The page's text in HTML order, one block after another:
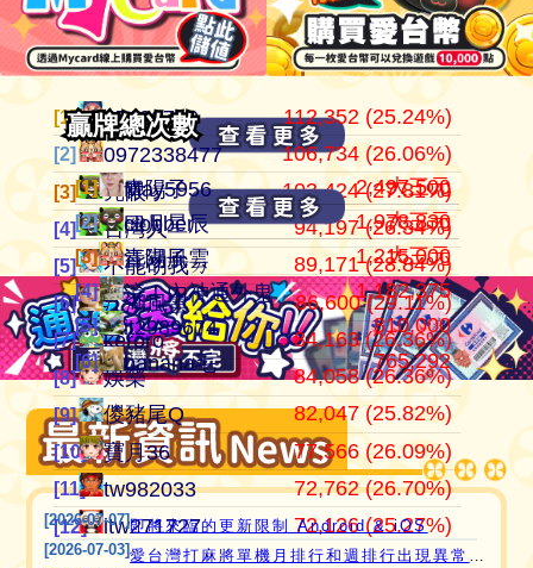
愛台灣打麻將🖥️📱適用於所有市面上大部分
瀏覽器(HTML5 遊戲)，免下載，免安裝，
現在立即點擊馬上玩😊❤️💕😘
[1] 江湖風雲 105,030,046
[2] 田寮阿寶 37,342,896
[3] 11060203 24,290,882
[4] ‘見好就收’ 21,544,199
[5] Apple0613 21,240,810
[6] it2989674 17,153,255
[7] i918472090 15,613,816
[8] 青陽子 11,206,995
[9] ONTARIO歐巴桑 11,204,501
[10] it2967408 9,816,324
[11] i757724391 9,643,381
[12] i339494808 8,440,847
贏牌總次數
贏牌總次數
[1] 07100710 112,352 (25.24%)
[2] 0972338477 106,734 (26.06%)
[3] 亮眼 103,424 (27.81%)
[4] 台灣人 94,197 (26.34%)
[5] 不能胡我ㄉ 89,171 (28.84%)
[6] 江湖風雲 86,600 (29.11%)
[7] keroro 84,163 (26.36%)
[8] 娛樂 84,058 (26.36%)
[9] 儍豬尾Q 82,047 (25.82%)
[10] 寶月36 77,566 (26.09%)
[11] tw982033 72,762 (26.70%)
[12] itw271727 72,126 (25.27%)
[1] 07100710 445,099
[2] 0972338477 409,517
[3] 亮眼 371,859
[4] 台灣人 357,641
[5] keroro 319,268
[6] 娛樂 318,940
[7] 儍豬尾Q 317,798
[8] 不能胡我ㄉ 309,235
[9] 江湖風雲 297,533
[10] 寶月36 297,272
[11] itw271727 285,467
[12] Ｆanny 276,302
[1] 青陽子 2,497,500
[2] clobber 1,978,830
[3] 江湖風雲 1,215,000
[4] 滾！內神通外鬼坐斃A賽金1,182,375
[5] it2989674 810,000
[6] banana毛 765,292
[1] May5956 大三元
[2] 曰月星辰 大三元
[3] 青陽子 大三元
[2026-07-07]即將來臨的更新限制 Android & iOS
[2026-07-03]